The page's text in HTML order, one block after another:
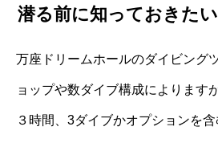
潜る前に知っておきた
万座ドリームホールのダイビング
ョップや数ダイブ構成によります
３時間、3ダイブかオプションを